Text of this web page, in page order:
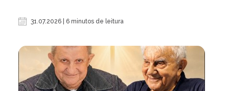
31.07.2026 | 6 minutos de leitura